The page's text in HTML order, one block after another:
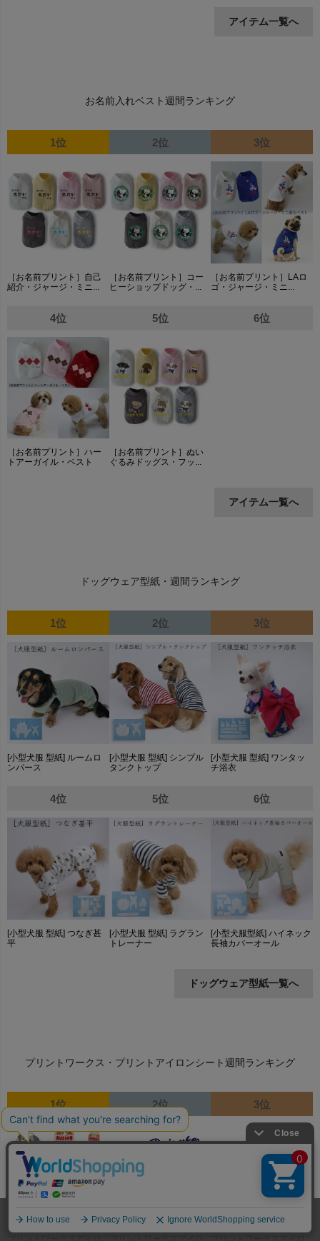
アイテム一覧へ
お名前入れベスト週間ランキング
1位
［お名前プリント］自己
紹介・ジャージ・ミニ...
2位
［お名前プリント］コー
ヒーショップドッグ・...
3位
［お名前プリント］LAロ
ゴ・ジャージ・ミニ...
4位
［お名前プリント］ハー
トアーガイル・ベスト
5位
［お名前プリント］ぬい
ぐるみドッグス・フッ...
6位
アイテム一覧へ
ドッグウェア型紙・週間ランキング
1位
[小型犬服 型紙] ルームロ
ンパース
2位
[小型犬服 型紙] シンプル
タンクトップ
3位
[小型犬服 型紙] ワンタッ
チ浴衣
4位
[小型犬服 型紙] つなぎ甚
平
5位
[小型犬服 型紙] ラグラン
トレーナー
6位
[小型犬服型紙] ハイネック
長袖カバーオール
ドッグウェア型紙一覧へ
プリントワークス・プリントアイロンシート週間ランキング
1位 2位 3位